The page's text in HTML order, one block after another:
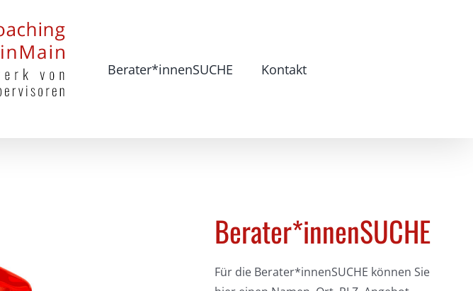
Berater*innenSUCHE Kontakt
Berater*innenSUCHE
Für die Berater*innenSUCHE können Sie